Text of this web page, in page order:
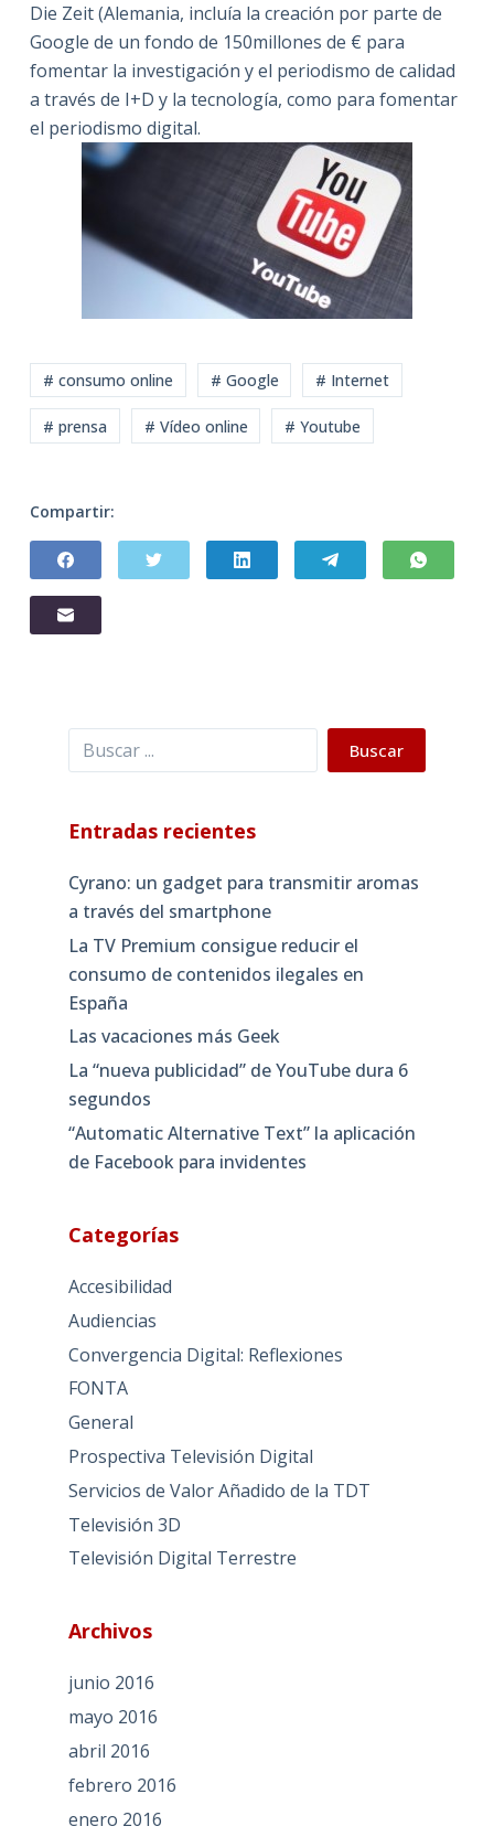
Die Zeit (Alemania, incluía la creación por parte de
Google de un fondo de 150millones de € para
fomentar la investigación y el periodismo de calidad
a través de I+D y la tecnología, como para fomentar
el periodismo digital.
# consumo online # Google # Internet
# prensa # Vídeo online # Youtube
Compartir:
Buscar Buscar
Entradas recientes
Cyrano: un gadget para transmitir aromas
a través del smartphone
La TV Premium consigue reducir el
consumo de contenidos ilegales en
España
Las vacaciones más Geek
La “nueva publicidad” de YouTube dura 6
segundos
“Automatic Alternative Text” la aplicación
de Facebook para invidentes
Categorías
Accesibilidad
Audiencias
Convergencia Digital: Reflexiones
FONTA
General
Prospectiva Televisión Digital
Servicios de Valor Añadido de la TDT
Televisión 3D
Televisión Digital Terrestre
Archivos
junio 2016
mayo 2016
abril 2016
febrero 2016
enero 2016